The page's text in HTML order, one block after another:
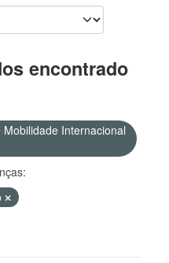
encontrado
Internacional